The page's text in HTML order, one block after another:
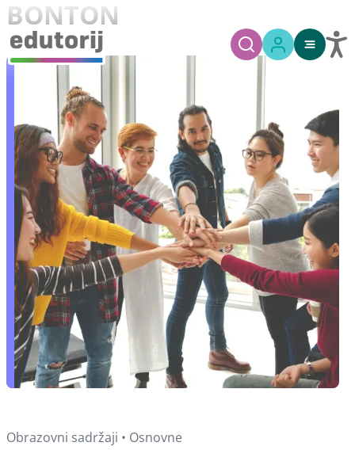
BONTON
Obrazovni sadržaji • Osnovne